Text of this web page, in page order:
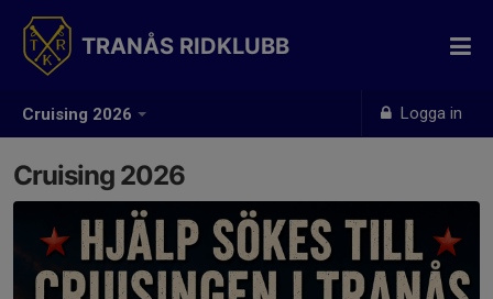
Cruising 2026 Logga in
TRANÅS RIDKLUBB
Cruising 2026